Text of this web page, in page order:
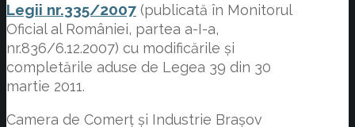
Legii nr.335/2007 (publicată în Monitorul
Oficial al României, partea a-I-a,
nr.836/6.12.2007) cu modificările și
completările aduse de Legea 39 din 30
martie 2011.
Camera de Comerț și Industrie Brașov